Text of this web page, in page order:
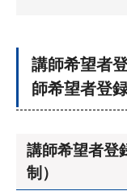
講師希望者
師希望者登
講師希望者登
制）